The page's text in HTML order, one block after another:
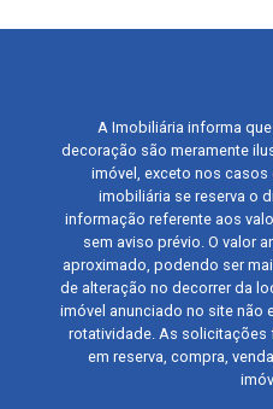
A Imobiliária informa
decoração são meramente
imóvel, exceto nos
imobiliária se reserva o
informação referente aos
sem aviso prévio. O valor
aproximado, podendo ser
de alteração no decorrer da
imóvel anunciado no site não
rotatividade. As solicitações
em reserva, compra,